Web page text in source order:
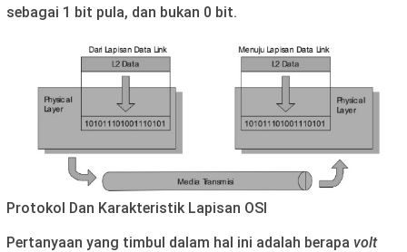
sebagai 1 bit pula, dan bukan 0 bit.
Protokol Dan Karakteristik Lapisan OSI
Pertanyaan yang timbul dalam hal ini adalah berapa volt